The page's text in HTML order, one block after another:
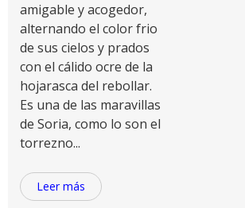
amigable y acogedor,
alternando el color frio
de sus cielos y prados
con el cálido ocre de la
hojarasca del rebollar.
Es una de las maravillas
de Soria, como lo son el
torrezno...
Leer más